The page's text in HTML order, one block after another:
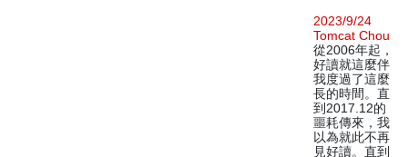
2023/9/24
Tomcat Chou
從2006年起，
好讀就這麼伴
我度過了這麼
長的時間。直
到2017.12的
噩耗傳來，我
以為就此不再
見好讀。直到